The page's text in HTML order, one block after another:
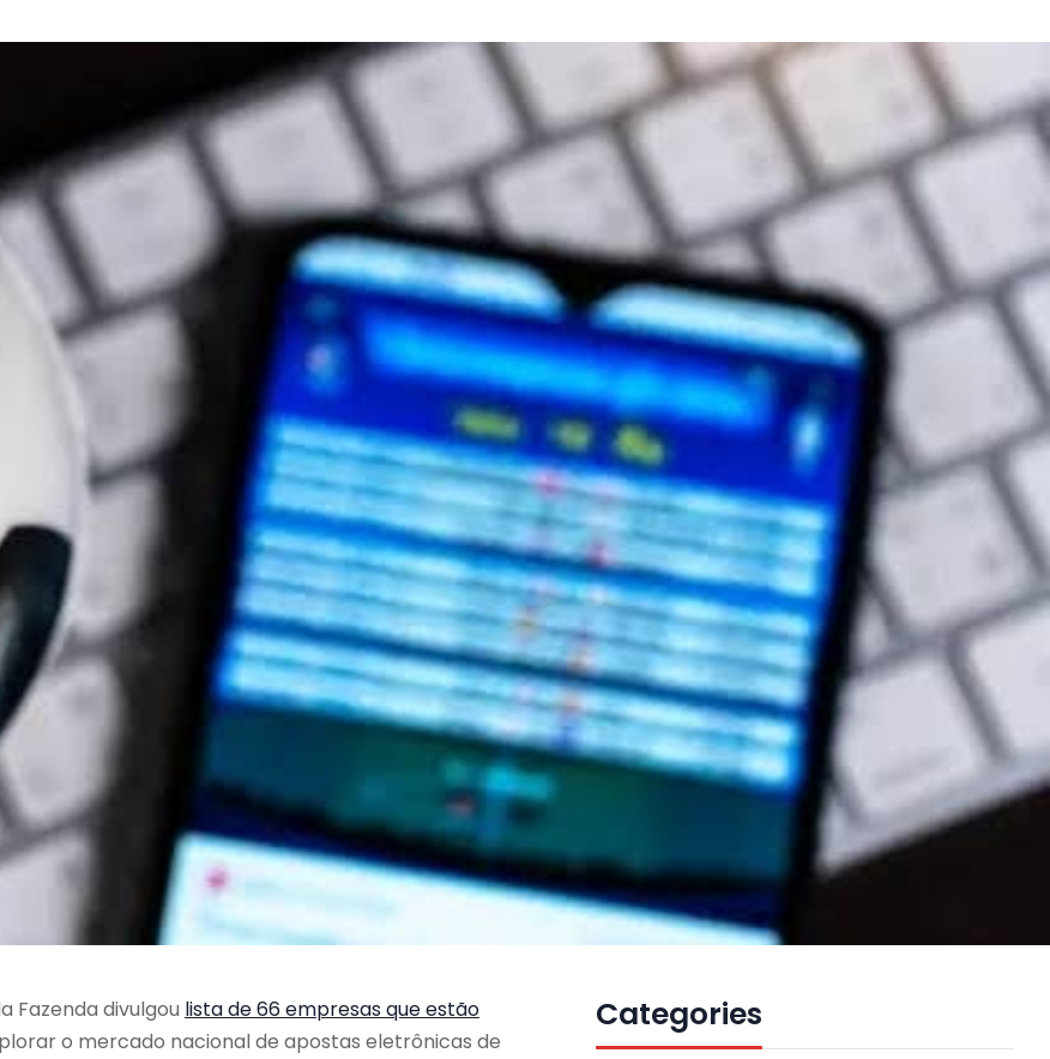
Fazenda divulgou lista de 66 empresas que estão
o mercado nacional de apostas eletrônicas de
Categories